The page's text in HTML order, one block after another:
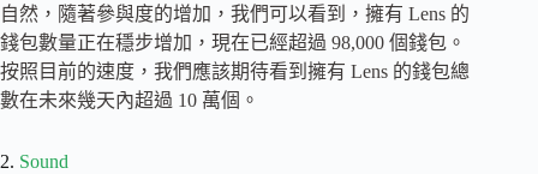
自然，隨著參與度的增加，我們可以看到，擁有 Lens 的
錢包數量正在穩步增加，現在已經超過 98,000 個錢包。
按照目前的速度，我們應該期待看到擁有 Lens 的錢包總
數在未來幾天內超過 10 萬個。
2. Sound